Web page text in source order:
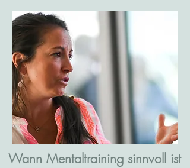
Wann Mentaltraining sinnvoll ist